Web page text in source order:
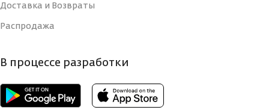
ВЕРШИНКА
РАБОЧАЯ ДЛИНА
(СМ)
330
Доставка и Возвраты
Распродажа
В процессе разработки